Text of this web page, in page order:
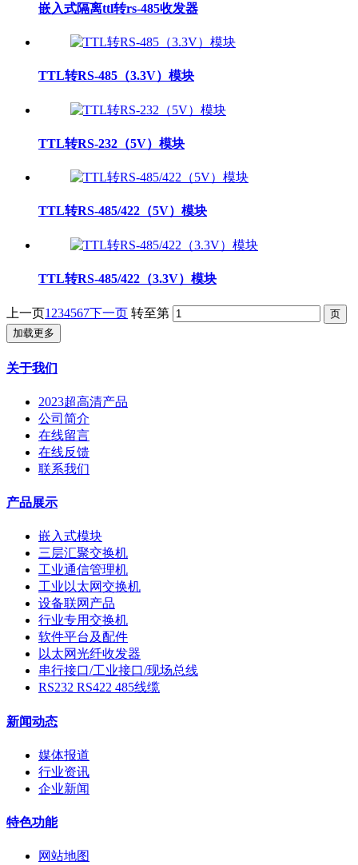
嵌入式隔离ttl转rs-485收发器
TTL转RS-485（3.3V）模块
TTL转RS-232（5V）模块
TTL转RS-485/422（5V）模块
TTL转RS-485/422（3.3V）模块
上一页1 234567下一页 转至第
加载更多
关于我们
2023超高清产品
公司简介
在线留言
在线反馈
联系我们
产品展示
嵌入式模块
三层汇聚交换机
工业通信管理机
工业以太网交换机
设备联网产品
行业专用交换机
软件平台及配件
以太网光纤收发器
串行接口/工业接口/现场总线
RS232 RS422 485线缆
新闻动态
媒体报道
行业资讯
企业新闻
特色功能
网站地图